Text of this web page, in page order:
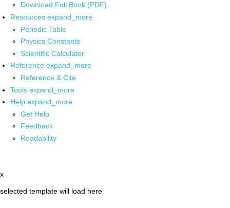
Download Full Book (PDF)
Resources expand_more
Periodic Table
Physics Constants
Scientific Calculator
Reference expand_more
Reference & Cite
Tools expand_more
Help expand_more
Get Help
Feedback
Readability
x
selected template will load here